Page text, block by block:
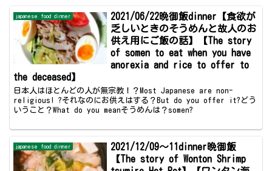
japanese food dinner
2021/06/22晩御飯dinner【食欲が
乏しいときのそうめんと故人のお
供え用にご飯の話】【The story
of somen to eat when you have
anorexia and rice to offer to
the deceased】
日本人はほとんどの人が無宗教！？Most Japanese are non-
religious! ?それなのにお供えはする？But do you offer it?どう
いうこと？What do you meanそうめんは？somen?
japanese food dinner
2021/12/09～11dinner晩御飯
【The story of Wonton Shrimp